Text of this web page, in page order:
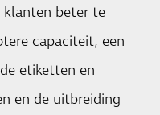
klanten beter te
capaciteit, een
etiketten en
en de uitbreiding